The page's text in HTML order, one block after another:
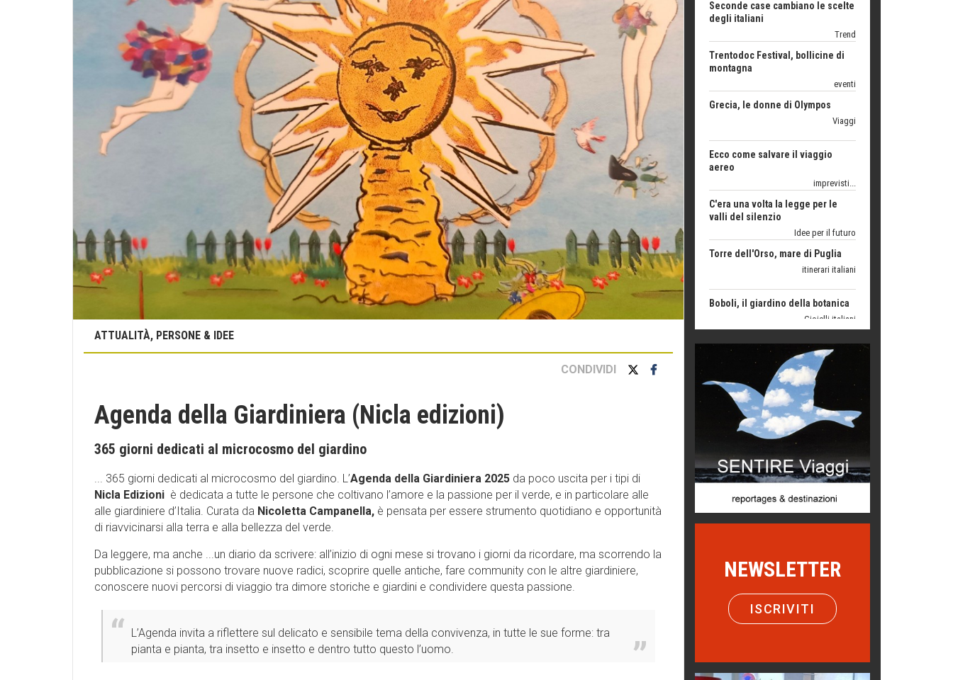
ATTUALITÀ, PERSONE & IDEE
CONDIVIDI
Agenda della Giardiniera (Nicla edizioni)
365 giorni dedicati al microcosmo del giardino
... 365 giorni dedicati al microcosmo del giardino. L’Agenda della Giardiniera 2025 da poco uscita per i tipi di
Nicla Edizioni è dedicata a tutte le persone che coltivano l’amore e la passione per il verde, e in particolare alle
alle giardiniere d’Italia. Curata da Nicoletta Campanella, è pensata per essere strumento quotidiano e opportunità
di riavvicinarsi alla terra e alla bellezza del verde.
Da leggere, ma anche ...un diario da scrivere: all’inizio di ogni mese si trovano i giorni da ricordare, ma scorrendo la
pubblicazione si possono trovare nuove radici, scoprire quelle antiche, fare community con le altre giardiniere,
conoscere nuovi percorsi di viaggio tra dimore storiche e giardini e condividere questa passione.
L’Agenda invita a riflettere sul delicato e sensibile tema della convivenza, in tutte le sue forme: tra
pianta e pianta, tra insetto e insetto e dentro tutto questo l’uomo.
Viaggi
aereo
imprevisti...
valli del silenzio
Torre dell'Orso, mare di Puglia
itinerari italiani
Boboli, il giardino della botanica
Gioielli italiani
Le dichiarazioni di Maurizio Federico
scammer
di Mirta B. Bono
Mio nonno, salvato dai russi
Storie...di storia
Macchine di guerra
Turismo in Miniera
Puglia - Tra storia e recupero
Eventi
ARTE militante
NEWSLETTER
ISCRIVITI